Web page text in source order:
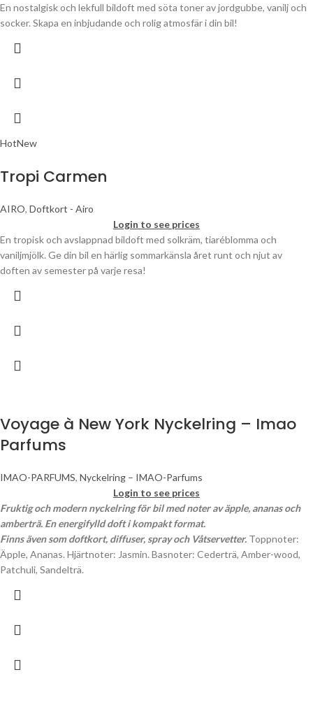
En nostalgisk och lekfull bildoft med söta toner av jordgubbe, vanilj och
socker. Skapa en inbjudande och rolig atmosfär i din bil!
HotNew
Tropi Carmen
AIRO, Doftkort - Airo
Login to see prices
En tropisk och avslappnad bildoft med solkräm, tiaréblomma och
vaniljmjölk. Ge din bil en härlig sommarkänsla året runt och njut av
doften av semester på varje resa!
Voyage à New York Nyckelring – Imao
Parfums
IMAO-PARFUMS, Nyckelring – IMAO-Parfums
Login to see prices
Fruktig och modern nyckelring för bil med noter av äpple, ananas och
amberträ. En energifylld doft i kompakt format.
Finns även som doftkort, diffuser, spray och Våtservetter. Toppnoter:
Äpple, Ananas. Hjärtnoter: Jasmin. Basnoter: Cederträ, Amber-wood,
Patchuli, Sandelträ.